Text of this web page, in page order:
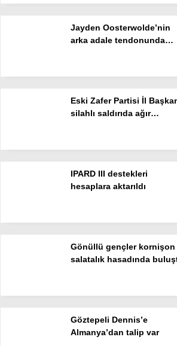
Magazin
Hava Durumu
Künye
Teknoloji
Jayden Oosterwolde’nin
arka adale tendonunda
Eski Zafer Partisi İl
silahlı saldırıda ağır
IPARD III destekleri
hesaplara aktarıldı
Gönüllü gençler kornişon
salatalık hasadında
Göztepeli Dennis’e
Almanya’dan talip var